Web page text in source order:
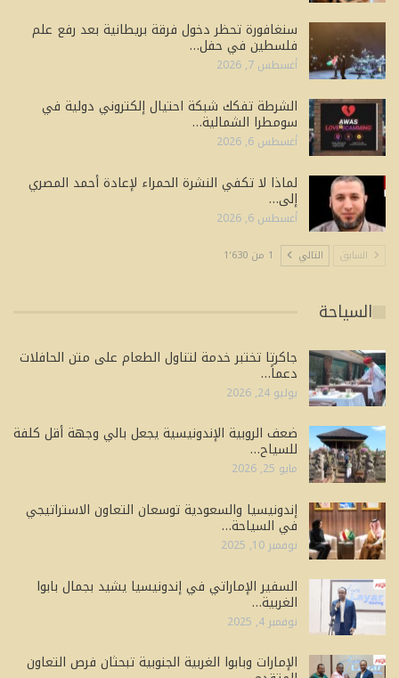
سنغافورة تحظر دخول فرقة بريطانية بعد رفع علم
فلسطين في حفل…
أغسطس 7, 2026
الشرطة تفكك شبكة احتيال إلكتروني دولية في
سومطرا الشمالية…
أغسطس 6, 2026
لماذا لا تكفي النشرة الحمراء لإعادة أحمد المصري
إلى…
أغسطس 6, 2026
السابق التالي 1 من 1٬630
السياحة
جاكرتا تختبر خدمة لتناول الطعام على متن الحافلات
دعماً…
يوليو 24, 2026
ضعف الروبية الإندونيسية يجعل بالي وجهة أقل كلفة
للسياح…
مايو 25, 2026
إندونيسيا والسعودية توسعان التعاون الاستراتيجي
في السياحة…
نوفمبر 10, 2025
السفير الإماراتي في إندونيسيا يشيد بجمال بابوا
الغربية…
نوفمبر 4, 2025
الإمارات وبابوا الغربية الجنوبية تبحثان فرص التعاون